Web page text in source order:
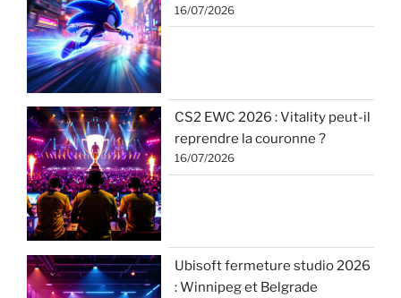
16/07/2026
CS2 EWC 2026 : Vitality peut-il
reprendre la couronne ?
16/07/2026
Ubisoft fermeture studio 2026
: Winnipeg et Belgrade